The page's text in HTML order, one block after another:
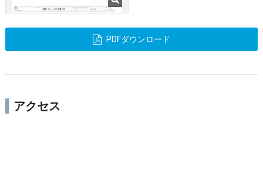
PDFダウンロード
アクセス